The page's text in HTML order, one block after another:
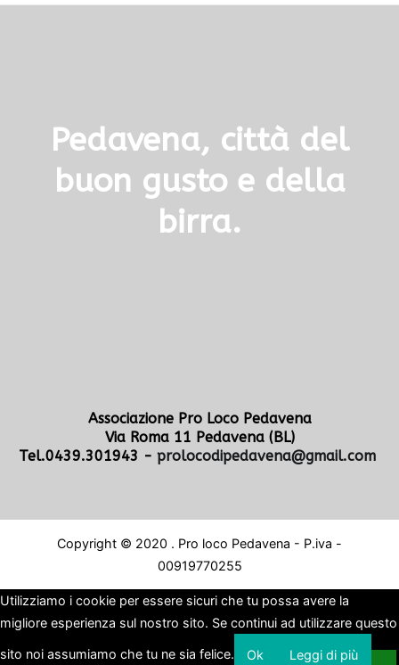
Pedavena, città del
buon gusto e della
birra.
Associazione Pro Loco Pedavena
Via Roma 11 Pedavena (BL)
Tel.0439.301943 - prolocodipedavena@gmail.com
Copyright © 2020 . Pro loco Pedavena - P.iva -
00919770255
Utilizziamo i cookie per essere sicuri che tu possa avere la
migliore esperienza sul nostro sito. Se continui ad utilizzare questo
sito noi assumiamo che tu ne sia felice. Ok Leggi di più